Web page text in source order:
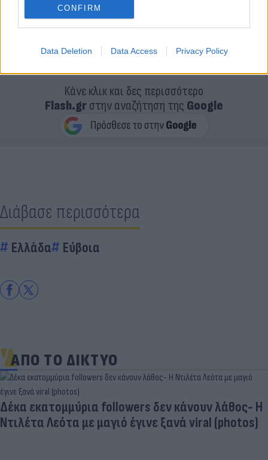
CONFIRM
Data Deletion Data Access Privacy Policy
v=rEXlnrsP3M8&feature=emb_logo
Κάνε κλικ και δες περισσότερο
Flash.grστην αναζήτηση της Google
Διάβασε περισσότερα
Ελλάδα Εύβοια
ΑΠΟ ΤΟ ΔΙΚΤΥΟ
Δέκα εκατομμύρια followers δεν κάνουν λάθος- Η
Ντιλέτα Λεότα με μαγιό έγινε ξανά viral (photos)